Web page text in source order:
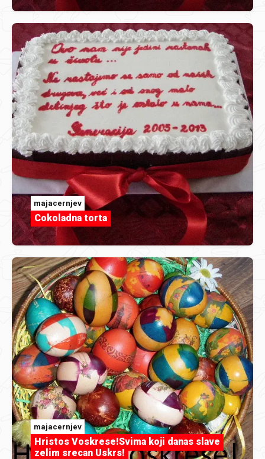
majacernjev
Cokoladna torta
majacernjev
Hristos Voskrese!Svima koji danas slave
zelim srecan Uskrs!